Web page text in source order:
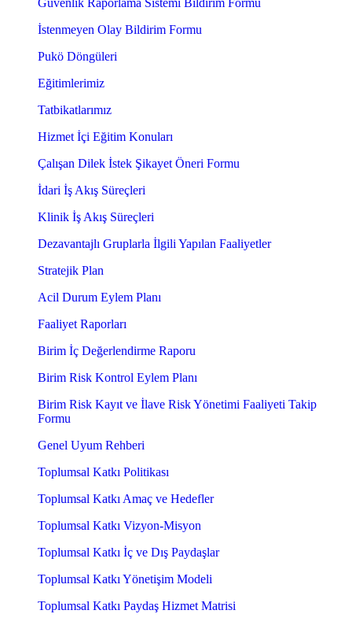
Güvenlik Raporlama Sistemi Bildirim Formu
İstenmeyen Olay Bildirim Formu
Pukö Döngüleri
Eğitimlerimiz
Tatbikatlarımız
Hizmet İçi Eğitim Konuları
Çalışan Dilek İstek Şikayet Öneri Formu
İdari İş Akış Süreçleri
Klinik İş Akış Süreçleri
Dezavantajlı Gruplarla İlgili Yapılan Faaliyetler
Stratejik Plan
Acil Durum Eylem Planı
Faaliyet Raporları
Birim İç Değerlendirme Raporu
Birim Risk Kontrol Eylem Planı
Birim Risk Kayıt ve İlave Risk Yönetimi Faaliyeti Takip
Formu
Genel Uyum Rehberi
Toplumsal Katkı Politikası
Toplumsal Katkı Amaç ve Hedefler
Toplumsal Katkı Vizyon-Misyon
Toplumsal Katkı İç ve Dış Paydaşlar
Toplumsal Katkı Yönetişim Modeli
Toplumsal Katkı Paydaş Hizmet Matrisi